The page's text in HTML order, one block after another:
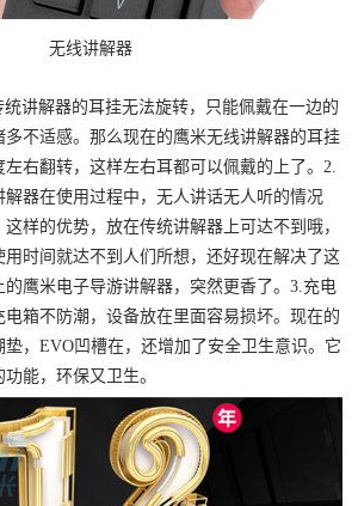
无线讲解器
讲解器的耳挂无法旋转，只能佩戴在一边的
不适感。那么现在的鹰米无线讲解器的耳挂
左右翻转，这样左右耳都可以佩戴的上了。2.
器在使用过程中，无人讲话无人听的情况
这样的优势，放在传统讲解器上可达不到哦，
时间就达不到人们所想，还好现在解决了这
鹰米电子导游讲解器，突然更香了。3.充电
箱不防潮，设备放在里面容易损坏。现在的
，EVO凹槽在，还增加了安全卫生意识。它
能，环保又卫生。